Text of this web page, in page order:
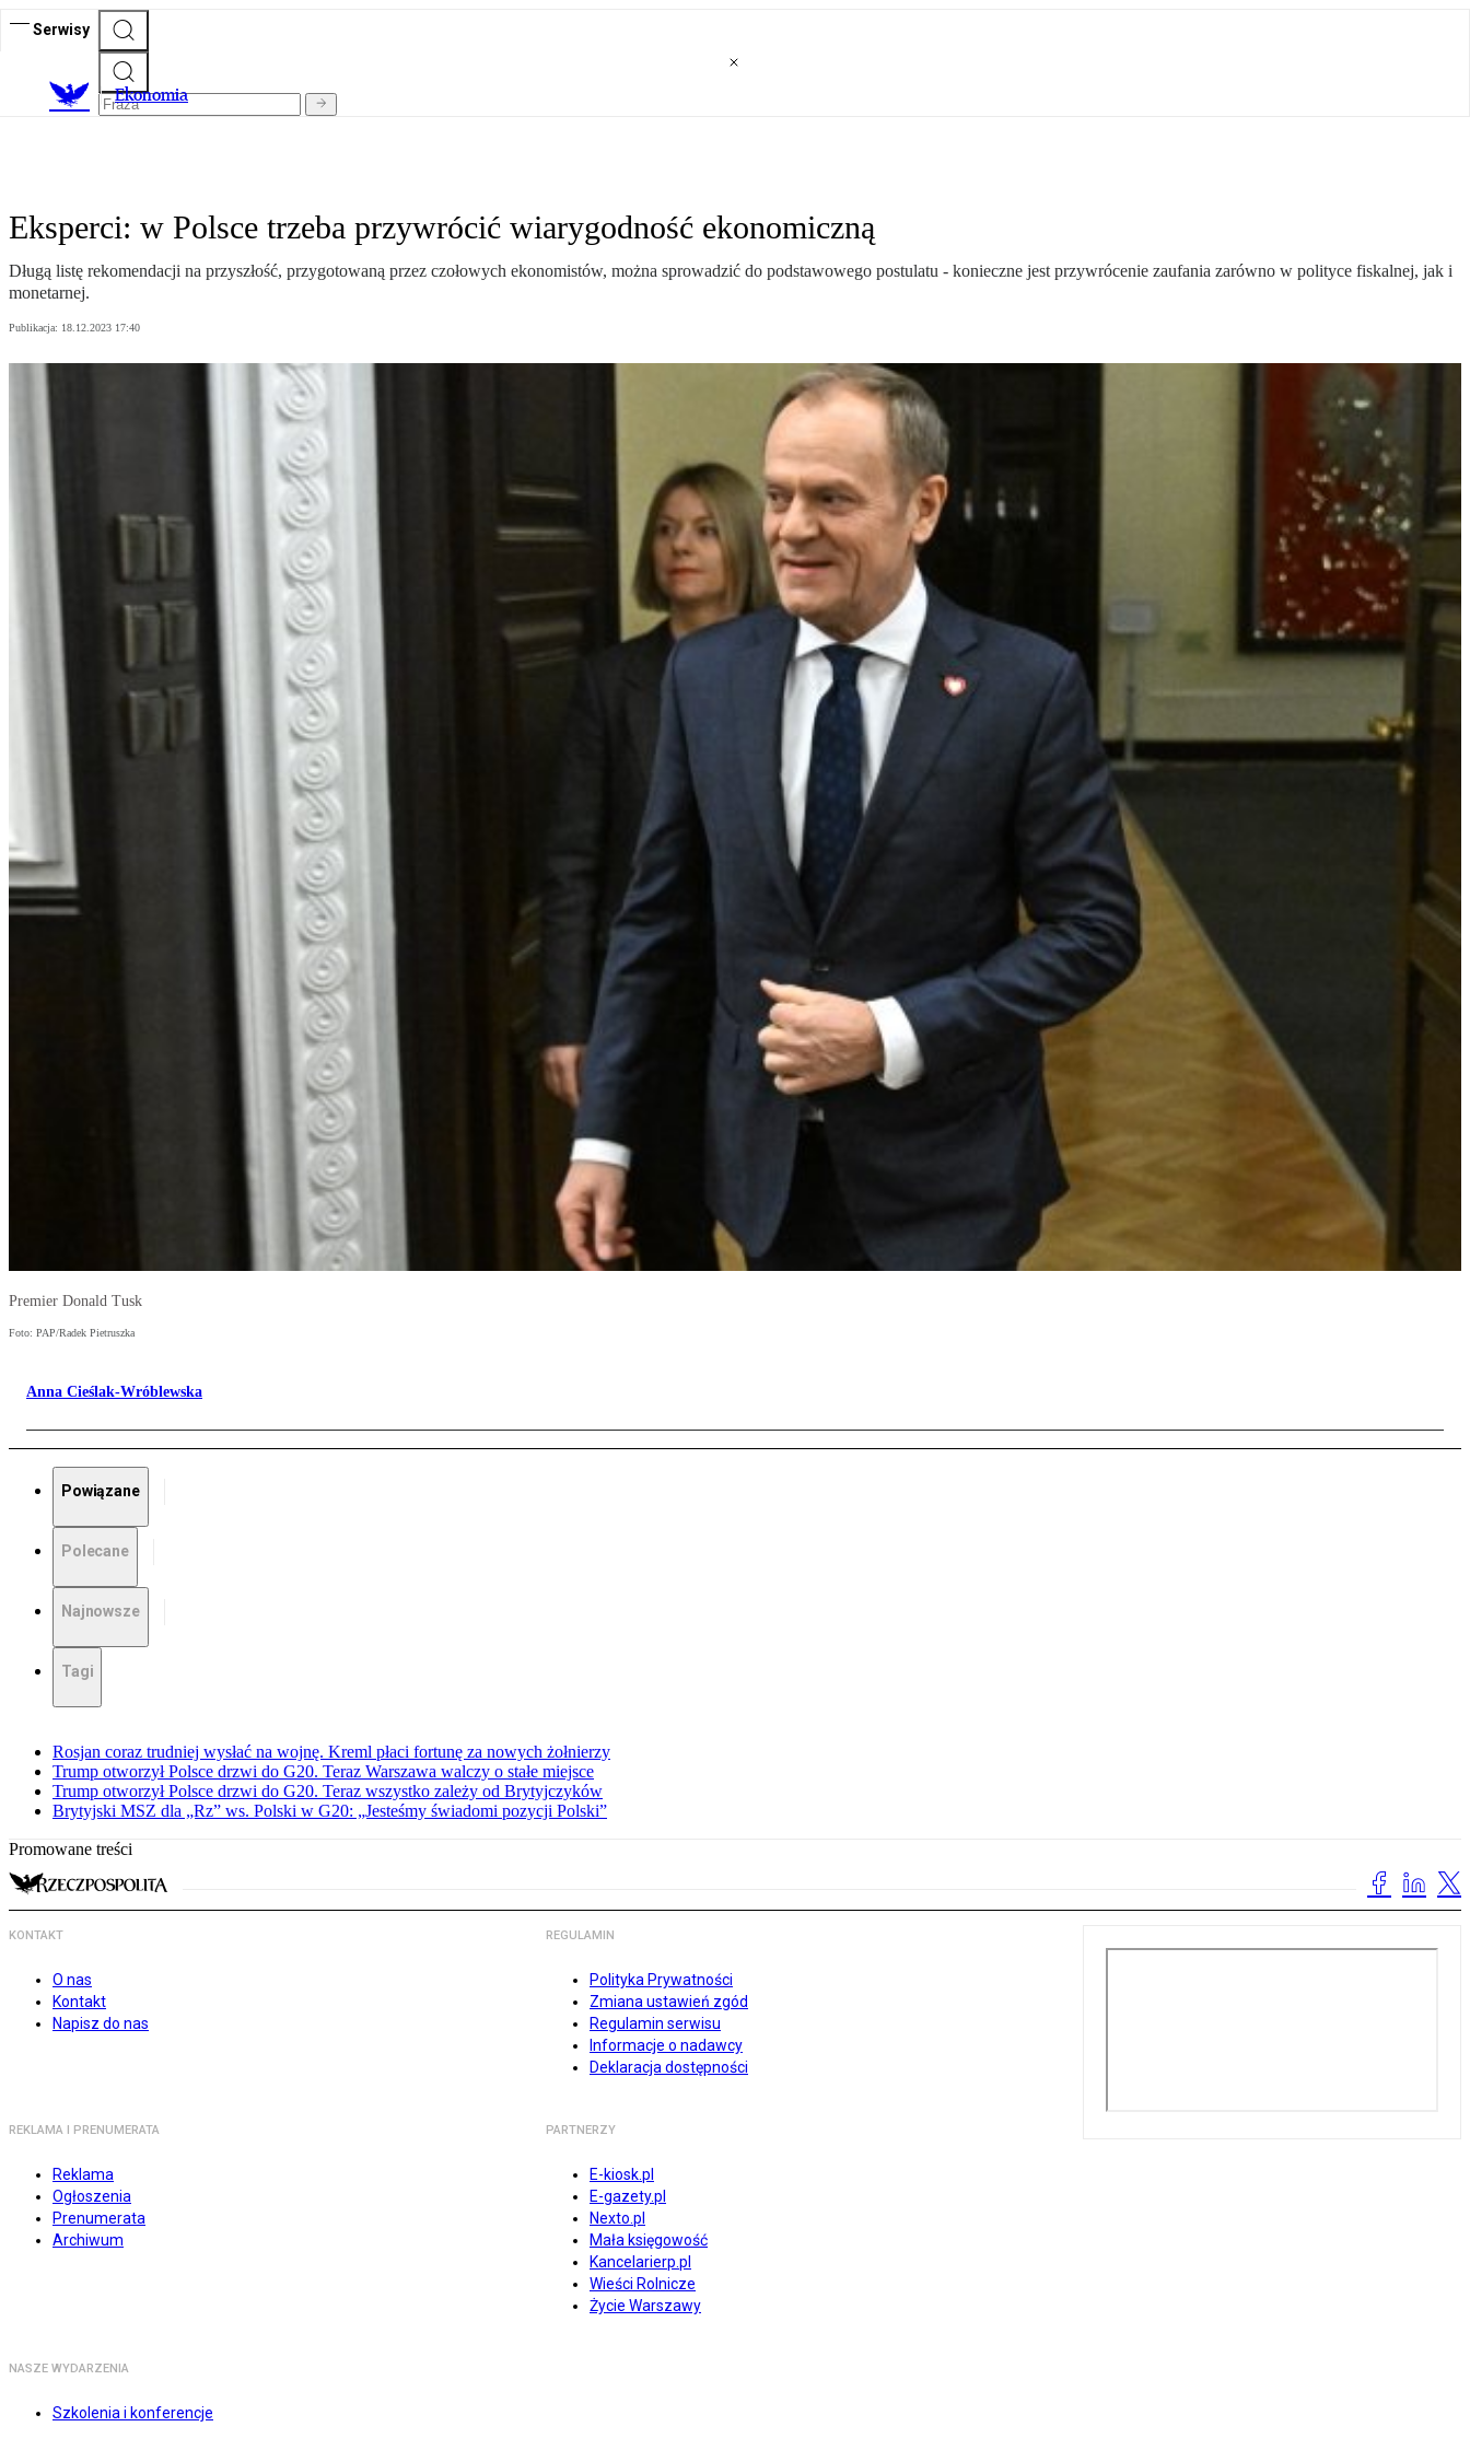
Serwisy
Ekonomia
Eksperci: w Polsce trzeba przywrócić wiarygodność ekonomiczną
Długą listę rekomendacji na przyszłość, przygotowaną przez czołowych ekonomistów, można sprowadzić do podstawowego postulatu - konieczne jest przywrócenie zaufania zarówno w polityce fiskalnej, jak i
monetarnej.
Publikacja: 18.12.2023 17:40
Premier Donald Tusk
Foto: PAP/Radek Pietruszka
Anna Cieślak-Wróblewska
Powiązane
Polecane
Najnowsze
Tagi
Rosjan coraz trudniej wysłać na wojnę. Kreml płaci fortunę za nowych żołnierzy
Trump otworzył Polsce drzwi do G20. Teraz Warszawa walczy o stałe miejsce
Trump otworzył Polsce drzwi do G20. Teraz wszystko zależy od Brytyjczyków
Brytyjski MSZ dla „Rz” ws. Polski w G20: „Jesteśmy świadomi pozycji Polski”
Promowane treści
KONTAKT
O nas
Kontakt
Napisz do nas
REGULAMIN
Polityka Prywatności
Zmiana ustawień zgód
Regulamin serwisu
Informacje o nadawcy
Deklaracja dostępności
REKLAMA I PRENUMERATA
Reklama
Ogłoszenia
Prenumerata
Archiwum
PARTNERZY
E-kiosk.pl
E-gazety.pl
Nexto.pl
Mała księgowość
Kancelarierp.pl
Wieści Rolnicze
Życie Warszawy
NASZE WYDARZENIA
Szkolenia i konferencje